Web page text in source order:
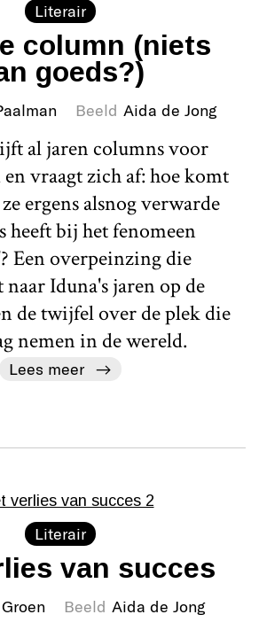
Literair
column (niets
goeds?)
Beeld Aida de Jong
al jaren columns voor
vraagt zich af: hoe komt
ergens alsnog verwarde
heeft bij het fenomeen
Een overpeinzing die
Iduna's jaren op de
de twijfel over de plek die
nemen in de wereld.
Lees meer
Literair
van succes
Beeld Aida de Jong